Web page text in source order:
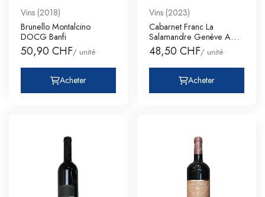
Vins (2018)
Brunello Montalcino
DOCG Banfi
50,90 CHF/ unité
Acheter
Vins (2023)
Cabarnet Franc La
Salamandre Genève AOC
Stéphane
48,50 CHF/ unité
Acheter